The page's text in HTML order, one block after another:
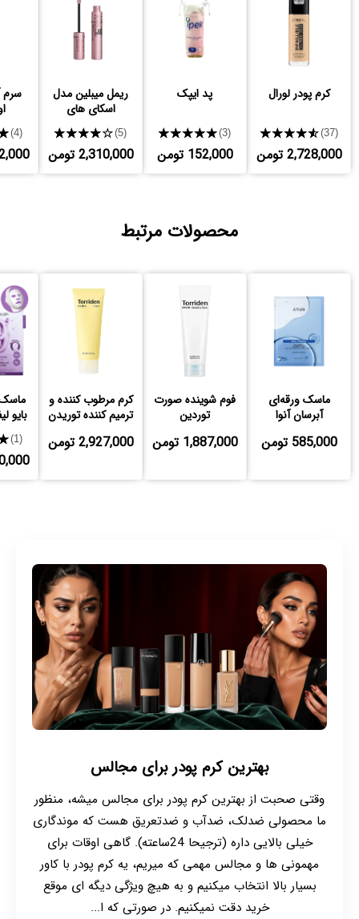
کرم پودر لورال
★★★★★(37)
2,728,000 تومن
پد ایپک
★★★★★(3)
152,000 تومن
ریمل میبلین مدل
اسکای های
★★★★★(5)
2,310,000 تومن
سرم
(4)
محصولات مرتبط
ماسک ورقه‌ای
آبرسان آنوا
585,000 تومن
فوم شوینده صورت
توردین
1,887,000 تومن
کرم مرطوب کننده و
ترمیم کننده توریدن
2,927,000 تومن
بایو
(1)
بهترین کرم پودر برای مجالس
وقتی صحبت از بهترین کرم پودر برای مجالس میشه، منظور
ما محصولی ضدلک، ضدآب و ضدتعریق هست که موندگاری
خیلی بالایی داره (ترجیحا 24ساعته). گاهی اوقات برای
مهمونی ها و مجالس مهمی که میریم، یه کرم پودر با کاور
بسیار بالا انتخاب میکنیم و به هیچ ویژگی دیگه ای موقع
خرید دقت نمیکنیم. در صورتی که ا...